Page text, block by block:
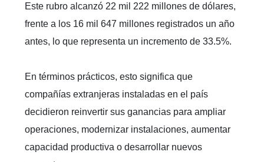
Este rubro alcanzó 22 mil 222 millones de dólares,
frente a los 16 mil 647 millones registrados un año
antes, lo que representa un incremento de 33.5%.
En términos prácticos, esto significa que
compañías extranjeras instaladas en el país
decidieron reinvertir sus ganancias para ampliar
operaciones, modernizar instalaciones, aumentar
capacidad productiva o desarrollar nuevos